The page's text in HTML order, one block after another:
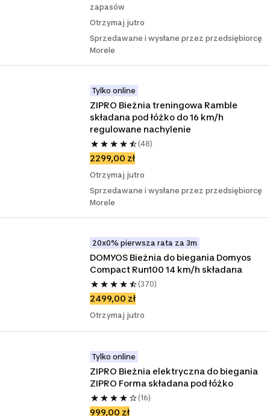
zapasów
Otrzymaj jutro
Sprzedawane i wysłane przez przedsiębiorcę
Morele
Tylko online
ZIPRO Bieżnia treningowa Ramble
składana pod łóżko do 16 km/h
regulowane nachylenie
(48)
2299,00 zł
Otrzymaj jutro
Sprzedawane i wysłane przez przedsiębiorcę
Morele
20x0% pierwsza rata za 3m
DOMYOS Bieżnia do biegania Domyos
Compact Run100 14 km/h składana
(370)
2499,00 zł
Otrzymaj jutro
Tylko online
ZIPRO Bieżnia elektryczna do biegania
ZIPRO Forma składana pod łóżko
(16)
999,00 zł